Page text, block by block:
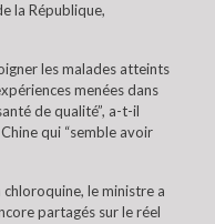
la République,
les malades atteints
menées dans
de qualité”, a-t-il
qui “semble avoir
le ministre a
partagés sur le réel